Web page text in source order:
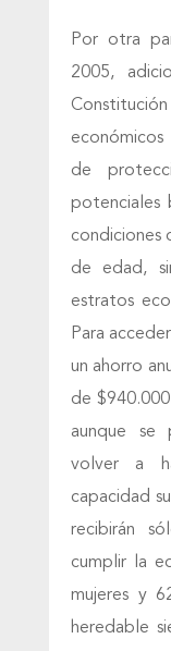
Por otra
2005,
de
potenciales
condiciones
de edad,
estratos
Para
un ahorro
de
aunque se
volver a
capacidad
recibirán
cumplir la
mujeres y
heredable